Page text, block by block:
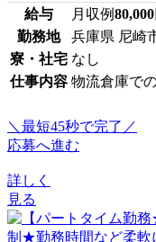
給与 月収例80,000
勤務地
兵庫県 尼崎
寮・社宅 なし
仕事内容 物流倉庫で
＼最短45秒で完了／
応募へ進む
詳しく
見る